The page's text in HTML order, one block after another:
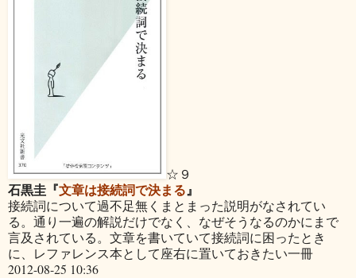
☆９
石黒圭『文章は接続詞で決まる』
接続詞について過不足無くまとまった説明がなされてい
る。通り一遍の解説だけでなく、なぜそうなるのかにまで
言及されている。文章を書いていて接続詞に困ったとき
に、レファレンス本として座右に置いておきたい一冊
2012-08-25 10:36